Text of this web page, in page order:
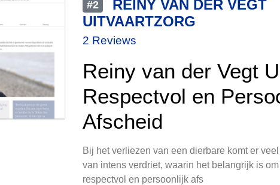
#2
REINY VAN DER VEGT
UITVAARTZORG
2 Reviews
Reiny van der Vegt
Respectvol en
Afscheid
Bij het verliezen van een dierbare komt er
van intens verdriet, waarin het belangrijk is
respectvol en persoonlijk afs